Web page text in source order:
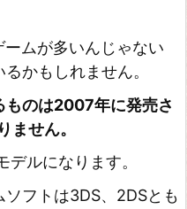
ームが多いんじゃない
かもしれません。
ものは2007年に発売さ
ません。
ルになります。
フトは3DS、2DSとも